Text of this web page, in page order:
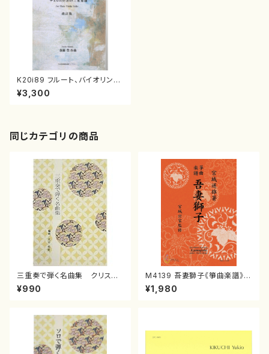
K20i89 フルート、バイオリン、
チェロのための三重奏曲（フル
ート、バイオリン、チェロ/金藤豊/
¥3,300
同じカテゴリの商品
三重奏で弾く名曲集 クリスマ
スメドレー( 箏2/大平光美 編
曲/楽譜）
¥990
M4139 吾妻獅子《箏曲楽譜》
（箏/宮城道雄著・宮城宗家監修/
箏曲古典楽譜）
¥1,980